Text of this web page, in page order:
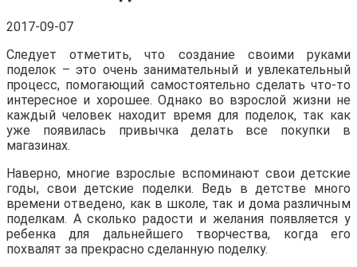
2017-09-07
Следует отметить, что создание своими руками
поделок – это очень занимательный и увлекательный
процесс, помогающий самостоятельно сделать что-то
интересное и хорошее. Однако во взрослой жизни не
каждый человек находит время для поделок, так как
уже появилась привычка делать все покупки в
магазинах.
Наверно, многие взрослые вспоминают свои детские
годы, свои детские поделки. Ведь в детстве много
времени отведено, как в школе, так и дома различным
поделкам. А сколько радости и желания появляется у
ребенка для дальнейшего творчества, когда его
похвалят за прекрасно сделанную поделку.